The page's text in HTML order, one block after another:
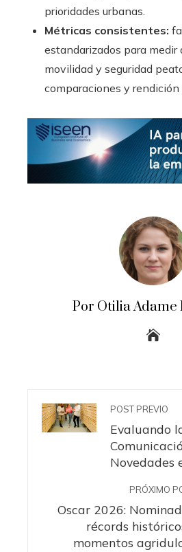
prioridades urbanas.
Métricas consistentes:
estandarizados para medir
movilidad y seguridad
comparaciones y rendición
Por Otilia Adame
POST PREVIO
Evaluando
Novedades
PRÓXIMO
Oscar 2026:
récords
momentos